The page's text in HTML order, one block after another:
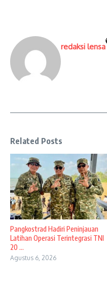
redaksi lensa
Related Posts
Pangkostrad Hadiri Peninjauan
Latihan Operasi Terintegrasi TNI
20 ...
Agustus 6, 2026